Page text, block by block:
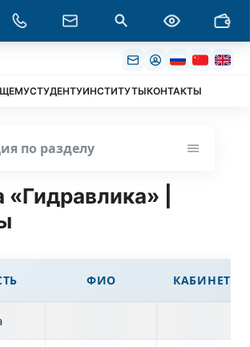
СТУДЕНТУИНСТИТУТЫКОНТАКТЫ
|
ФИО КАБИНЕТ
по разделу